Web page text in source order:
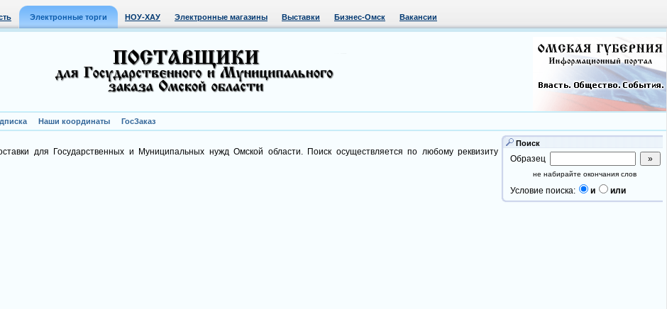
Электронные торги НОУ-ХАУ Электронные магазины Выставки Бизнес-Омск Вакансии
Наши координаты ГосЗаказ
для Государственных и Муниципальных нужд Омской области. Поиск осуществляется по любому реквизиту
Поиск
Образец
не набирайте окончания слов
Условие поиска: и или